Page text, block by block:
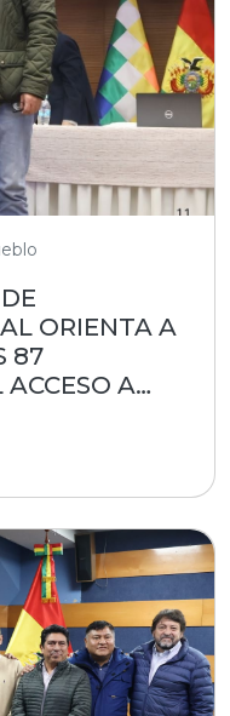
ORIENTA A
87
ACCESO A